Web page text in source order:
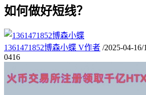
如何做好短线？
1361471852博森小蝶 V作者 /2025-04-16/
0416